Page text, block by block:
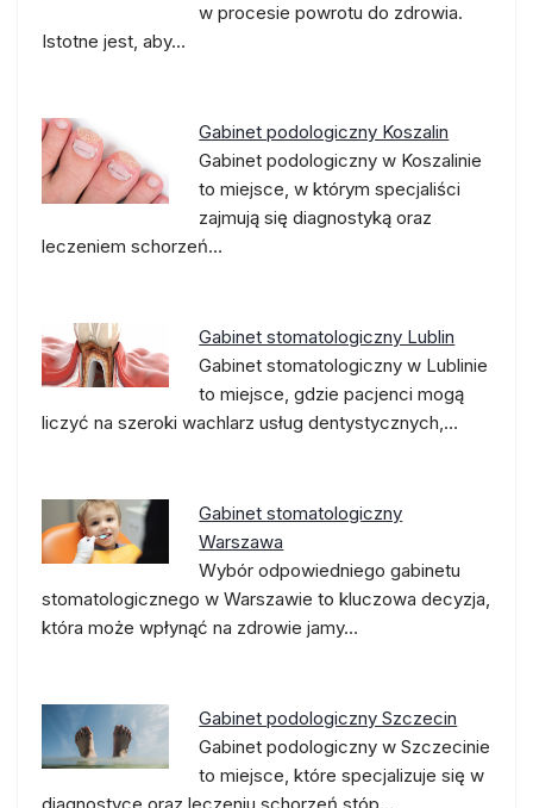
w procesie powrotu do zdrowia.
Istotne jest, aby…
Gabinet podologiczny Koszalin
Gabinet podologiczny w Koszalinie
to miejsce, w którym specjaliści
zajmują się diagnostyką oraz
leczeniem schorzeń…
Gabinet stomatologiczny Lublin
Gabinet stomatologiczny w Lublinie
to miejsce, gdzie pacjenci mogą
liczyć na szeroki wachlarz usług dentystycznych,…
Gabinet stomatologiczny
Warszawa
Wybór odpowiedniego gabinetu
stomatologicznego w Warszawie to kluczowa decyzja,
która może wpłynąć na zdrowie jamy…
Gabinet podologiczny Szczecin
Gabinet podologiczny w Szczecinie
to miejsce, które specjalizuje się w